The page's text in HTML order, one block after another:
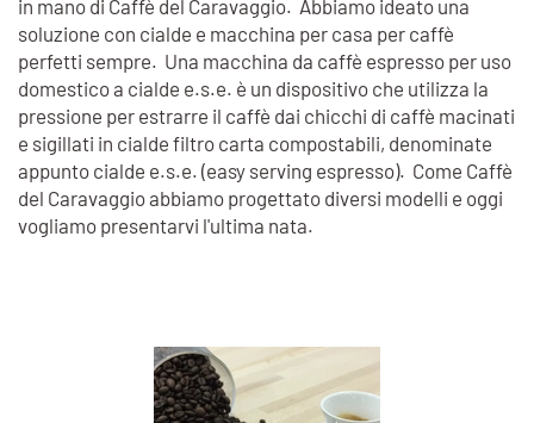
in mano di Caffè del Caravaggio. Abbiamo ideato una
soluzione con cialde e macchina per casa per caffè
perfetti sempre. Una macchina da caffè espresso per uso
domestico a cialde e.s.e. è un dispositivo che utilizza la
pressione per estrarre il caffè dai chicchi di caffè macinati
e sigillati in cialde filtro carta compostabili, denominate
appunto cialde e.s.e. (easy serving espresso). Come Caffè
del Caravaggio abbiamo progettato diversi modelli e oggi
vogliamo presentarvi l'ultima nata.